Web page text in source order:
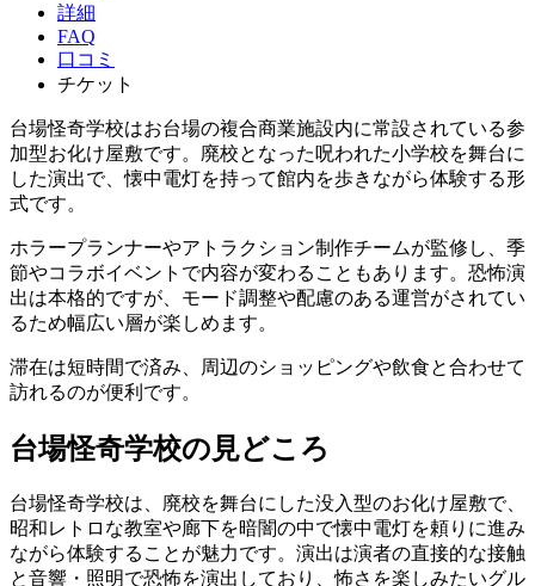
詳細
FAQ
口コミ
チケット
台場怪奇学校はお台場の複合商業施設内に常設されている参
加型お化け屋敷です。廃校となった呪われた小学校を舞台に
した演出で、懐中電灯を持って館内を歩きながら体験する形
式です。
ホラープランナーやアトラクション制作チームが監修し、季
節やコラボイベントで内容が変わることもあります。恐怖演
出は本格的ですが、モード調整や配慮のある運営がされてい
るため幅広い層が楽しめます。
滞在は短時間で済み、周辺のショッピングや飲食と合わせて
訪れるのが便利です。
台場怪奇学校の見どころ
台場怪奇学校は、廃校を舞台にした没入型のお化け屋敷で、
昭和レトロな教室や廊下を暗闇の中で懐中電灯を頼りに進み
ながら体験することが魅力です。演出は演者の直接的な接触
と音響・照明で恐怖を演出しており、怖さを楽しみたいグル